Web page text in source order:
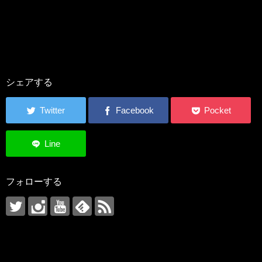
シェアする
フォローする